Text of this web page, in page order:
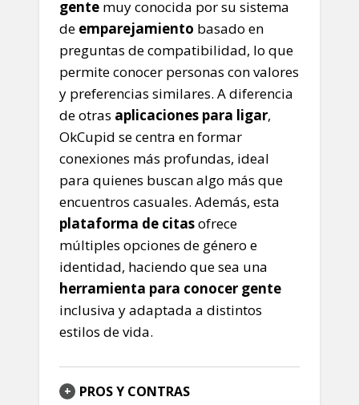
gente muy conocida por su sistema
de emparejamiento basado en
preguntas de compatibilidad, lo que
permite conocer personas con valores
y preferencias similares. A diferencia
de otras aplicaciones para ligar,
OkCupid se centra en formar
conexiones más profundas, ideal
para quienes buscan algo más que
encuentros casuales. Además, esta
plataforma de citasofrece
múltiples opciones de género e
identidad, haciendo que sea una
herramienta para conocer gente
inclusiva y adaptada a distintos
estilos de vida.
PROS Y CONTRAS